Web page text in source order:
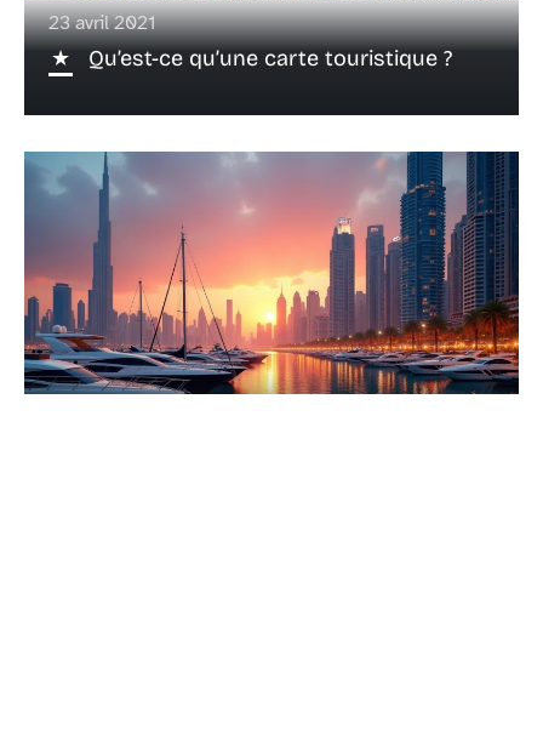
23 avril 2021
Qu’est-ce qu’une carte touristique ?